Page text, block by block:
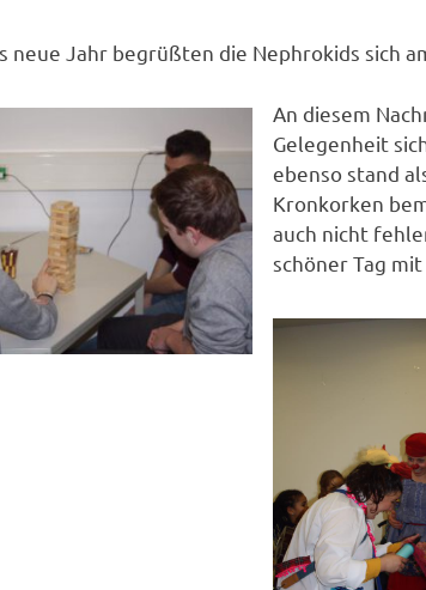
neue Jahr begrüßten die Nephrokids sich
An diesem
Gelegenheit
ebenso stand
Kronkorken
auch nicht
schöner Tag